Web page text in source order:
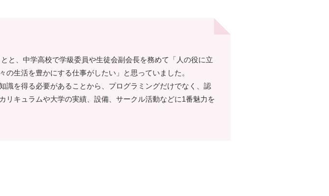
と、中学高校で学級委員や生徒会副会長を務めて「人の役に立
生活を豊かにする仕事がしたい」と思っていました。
識を得る必要があることから、プログラミングだけでなく、認
キュラムや大学の実績、設備、サークル活動などに1番魅力を